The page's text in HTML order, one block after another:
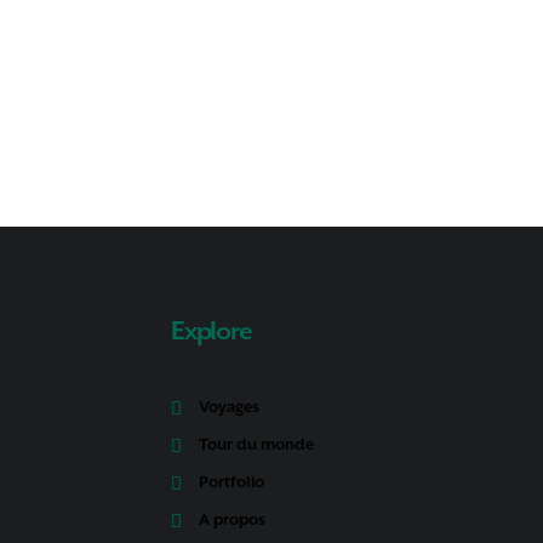
Explore
Voyages
Tour du monde
Portfolio
A propos